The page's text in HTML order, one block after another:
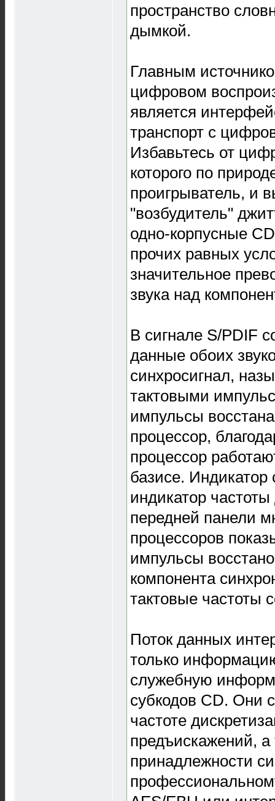
пространство
дымкой.
Главным
цифровом
является
транспорт с
Избавьтесь от
которого по
проигрыватель, и
"возбудитель"
одно-корпусные
прочих равных
значительное
звука над
В сигнале S/PDIF
данные обоих
синхросигнал,
тактовыми
импульсы
процессор,
процессор
базисе.
индикатор
передней панели
процессоров
импульсы
компонента
тактовые частоты
Поток данных
только
служебную
субкодов CD. Они
частоте
предъискажений,
принадлежности